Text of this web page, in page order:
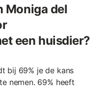
Moniga del
een huisdier?
bij 69% je de kans
nemen. 69% heeft